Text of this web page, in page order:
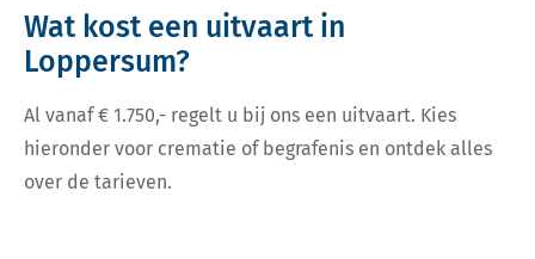
Wat kost een uitvaart in
Loppersum?
Al vanaf € 1.750,- regelt u bij ons een uitvaart. Kies
hieronder voor crematie of begrafenis en ontdek alles
over de tarieven.